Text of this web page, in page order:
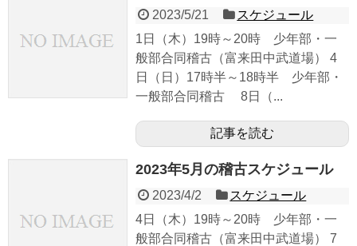
2023/5/21
スケジュール
1日（木）19時～20時 少年部・一
般部合同稽古（富来田中武道場） 4
日（日）17時半～18時半 少年部・
一般部合同稽古 8日（...
記事を読む
2023年5月の稽古スケジュール
2023/4/2
スケジュール
4日（木）19時～20時 少年部・一
般部合同稽古（富来田中武道場） 7